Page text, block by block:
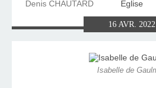
Denis CHAUTARD Eglise
16 AVR. 2022
Isabelle de